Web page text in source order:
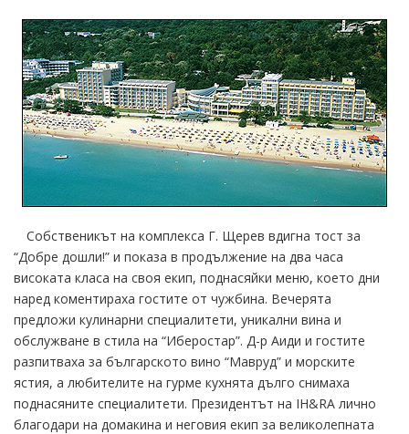
Собственикът на комплекса Г. Щерев вдигна тост за
“Добре дошли!” и показа в продължение на два часа
високата класа на своя екип, поднасяйки меню, което дни
наред коментираха гостите от чужбина. Вечерята
предложи кулинарни специалитети, уникални вина и
обслужване в стила на “Иберостар”. Д-р Аиди и гостите
разпитваха за българското вино “Мавруд” и морските
ястия, а любителите на гурме кухнята дълго снимаха
поднасяните специалитети. Президентът на IH&RA лично
благодари на домакина и неговия екип за великолепната